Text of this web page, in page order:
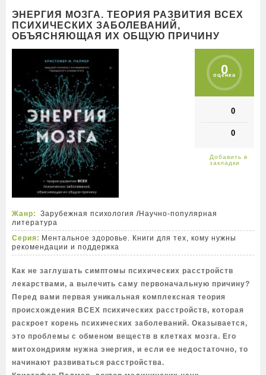
ЭНЕРГИЯ МОЗГА. ТЕОРИЯ РАЗВИТИЯ ВСЕХ
ПСИХИЧЕСКИХ ЗАБОЛЕВАНИЙ,
ОБЪЯСНЯЮЩАЯ ИХ ОБЩУЮ ПРИЧИНУ
0
оценка
0
0
Жанр: Зарубежная психология /Научно-популярная
литература
Серия: Ментальное здоровье. Книги для тех, кому нужны
рекомендации и поддержка
Как не заглушать симптомы психических расстройств
лекарствами, а вылечить саму первоначальную причину?
Перед вами первая уникальная комплексная теория
происхождения ВСЕХ психических расстройств, которая
раскроет корень психических заболеваний. Оказывается,
это проблемы с обменом веществ в клетках мозга. Его
митохондриям нужна энергия, и если ее недостаточно, то
начинают развиваться расстройства.